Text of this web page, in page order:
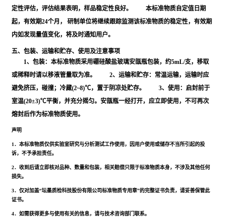
定性评估，评估结果表明，样品稳定性良好。 本标准物质自定值日期
起，有效期24个月， 研制单位将继续跟踪监测该标准物质的稳定性，有效期
内如发现量值变化，将及时通知用户。
五、包装、运输和贮存、使用及注意事项
1、包装：本标准物质采用硼硅酸盐玻璃安瓿瓶包装，约5mL/支，移取
或稀释时请以移液管量取为准。 2、运输和贮存：常温运输，运输时应
避免挤压，碰撞；冷藏(2~8)℃，置于阴凉处贮存。 3、使用：启封前于
室温(20±3)℃平衡，并充分摇匀。安瓿瓶一经打开，应立即使用，不可再次
熔封后作为标准物质使用。
声明
1．本标准物质仅供实验室研究与分析测试工作使用，因用户使用或储存不当所引起的投
诉，不予承担责任。
2．收到后请立即核对品种、数量和包装，相关赔偿只限于标准物质本身，不涉及其他任何
损失。
3．仅对加盖“坛墨质检科技股份有限公司标准物质专用章”的完整证书负责，请妥善保管此
证书。
4．如需获得更多与使用有关的信息，请与技术咨询部门联系。